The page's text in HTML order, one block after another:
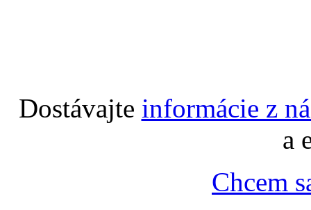
Dostávajte informácie z
a
Chcem